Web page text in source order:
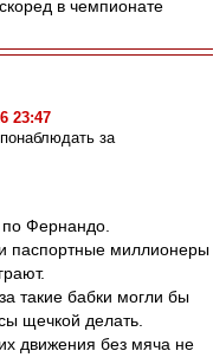
в чемпионате
23:47
за
Фернандо.
паспортные миллионеры
такие бабки могли бы
щечкой делать.
движения без мяча не